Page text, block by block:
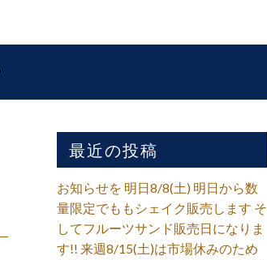
最近の投稿
お知らせを 明日8/8(土) 明日から数
量限定でももシェイク販売します そ
してフルーツサンド販売日になりま
す!! 来週8/15(土)は市場休みのため